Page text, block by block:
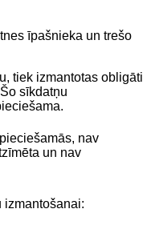
īpašnieka un trešo
tiek izmantotas obligāti
sīkdatņu
nav
un nav
izmantošanai:
politika
Lapas karte
paziņojums
Kontakti